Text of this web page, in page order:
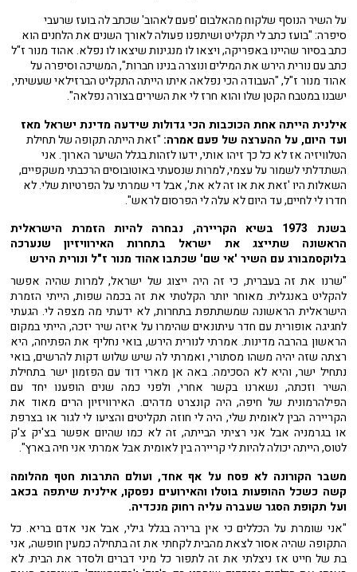
על השיר הנוסף שלקוח מהאלבום 'פעם לאהוב' שכתב לה בועז שרעבי
סיפרה: "בועז כתב לי תקליט ושיתפנו פעולה לאורך השנים את הלחנים הוא
כתב בסיור שהיינו באפריקה, ויצאו לו מנגינות שיצאו לו נפלא. אהוד מנור ז"ל
כתב עם נורית הירש את המילים ונוצרה בנינו חברות", המשיכה וסיפרה על
אהוד מנור ז"ל, "העבודה הכי נפלאה איתו הייתה התקליט הברזילאי שעשיתי,
ישבנו במטבח הקטן שלו והוא חרז לי את השירים בצורה נפלאה".
אילנית הייתה אחת הכוכבות הכי גדולות שידעה מדינת ישראל מאז
ועד היום, על ההערצה של פעם אמרה: "זאת הייתה תקופה של תחילת
הטלוויזיה אז לא כל כך זיהו אותי, ידעו לזהות בגלל השיער הארוך. אני
השתדלתי לשמור על עצמי, למרות שנסעתי באוטובוסים הרכבתי משקפיים,
השאלות היו 'זאת את או זה לא את', אבל די שמרתי על הפרטיות שלי. לא
חדרו לי לחיים, עד היום לא עלה לי הפרסום לראש".
בשנת 1973 בשיא הקריירה, נבחרה להיות הזמרת הישראלית
הראשונה שתייצג את ישראל בתחרות האירוויזיון שנערכה
בלוקסמבורג עם השיר 'אי שם' שכתבו אהוד מנור ז"ל ונורית הירש
"שרנו את זה בעברית, כי זה היה ייצוג של ישראל, למרות שהיה אפשר
להקליט באנגלית. מאוחר יותר הקלטתי את זה בכמה שפות, הייתי הזמרת
הישראלית הראשונה שמשתתפת בתחרות, לא ידעתי מה מצפה לי. הגעתי
לחגיגה אופורית עם חדר עיתונאים שהימרו על איזה שיר יזכה, הייתי במקום
הראשון בהרבה מדינות. אמרתי לנורית הירש, בואי נחליף את הפתיחה, היא
רצתה שזה יהיה משהו מסתורי, ואמרתי לה שיש שלוש דקות להרשים, בואי
נתחיל ישר, והיא לא הסכימה. באה אן מארי דוד עם הפזמון ישר בתחילת
השיר וזכתה, נשארנו בקשר אחרי, ולפני כמה שנים הופענו יחד עם
הפילהרמונית של חיפה, היה קונצרט מדהים. האירוויזיון הרים מאוד את
הקריירה הבין לאומית שלי, היה לי חוזה תקליטים והציעו לי לגור או בצרפת
או בגרמניה אבל אני רציתי הבייתה, זה לא כמו שהיום אפשר בצ'יק צ'ק
לטוס, הייתה יכולה להיות לי קריירה בין לאומית אבל אמרתי אני חיה בארץ".
משבר הקורונה לא פסח על אף אחד, ועולם התרבות חטף מהלומה
קשה כשכל ההופעות בוטלו והאירועים נפסקו, אילנית שיתפה בכאב
ועל תקופת הסגר שעברה עליה רחוק מנכדיה.
"אני שומרת על הכללים כי אין ברירה בגלל גילי, אבל אני אדם בריא. כל
התקופה שהיה אסור לצאת מהבית לקחתי את זה בתחילה כמעין חופשה, אני
בת של חייט אז ניצלתי את זה לתפור כל מיני דברים ולסדר את הבית. לא